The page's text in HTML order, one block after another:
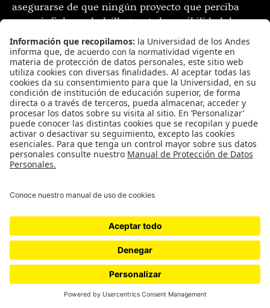
asegurarse de que ningún proyecto que perciba
como infiel a su bolsillo tenga la posibilidad de
recibir apoyo. Esto incluye incluso el requisito de
vacunación para asistir a eventos culturales, una
obligación impuesta por muchos estados y
municipios que no se puede ignorar.
Jair Bolsonaro ha menospreciado la emergencia sanitaria
desde el principio. Llegó a sostener que las principales